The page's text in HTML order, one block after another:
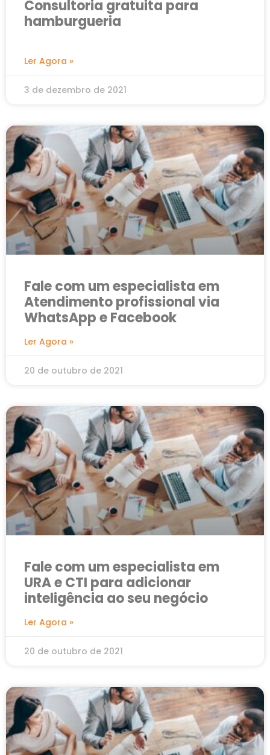
Consultoria gratuita para
hamburgueria
Ler Agora »
3 de dezembro de 2021
Fale com um especialista em
Atendimento profissional via
WhatsApp e Facebook
Ler Agora »
20 de outubro de 2021
Fale com um especialista em
URA e CTI para adicionar
inteligência ao seu negócio
Ler Agora »
20 de outubro de 2021